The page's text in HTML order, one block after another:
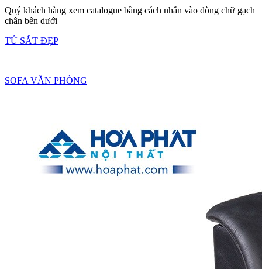
Quý khách hàng xem catalogue bằng cách nhấn vào dòng chữ gạch
chân bên dưới
TỦ SẮT ĐẸP
SOFA VĂN PHÒNG